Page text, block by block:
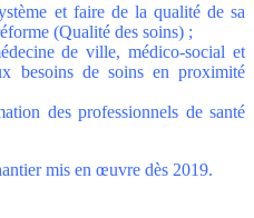
et faire de la qualité de sa
(Qualité des soins) ;
de ville, médico-social et
besoins de soins en proximité
des professionnels de santé
mis en œuvre dès 2019.